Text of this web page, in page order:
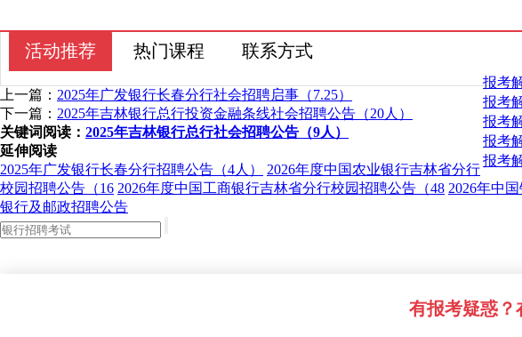
活动推荐 热门课程 联系方式
报考
报考
报考
报考
报考
上一篇： 2025年广发银行长春分行社会招聘启事（7.25）
下一篇： 2025年吉林银行总行投资金融条线社会招聘公告（20人）
关键词阅读： 2025年吉林银行总行社会招聘公告（9人）
延伸阅读
2025年广发银行长春分行招聘公告（4人）
2026年度中国农业银行吉林省分行
校园招聘公告（16 2026年度中国工商银行吉林省分行校园招聘公告（48 2026年中
银行及邮政招聘公告
有报考疑惑？